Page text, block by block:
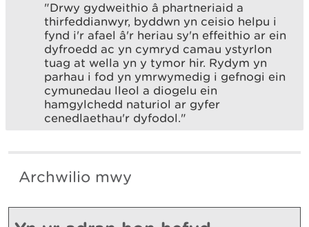
"Drwy gydweithio â phartneriaid a
thirfeddianwyr, byddwn yn ceisio helpu i
fynd i'r afael â'r heriau sy'n effeithio ar ein
dyfroedd ac yn cymryd camau ystyrlon
tuag at wella yn y tymor hir. Rydym yn
parhau i fod yn ymrwymedig i gefnogi ein
cymunedau lleol a diogelu ein
hamgylchedd naturiol ar gyfer
cenedlaethau'r dyfodol."
Archwilio mwy